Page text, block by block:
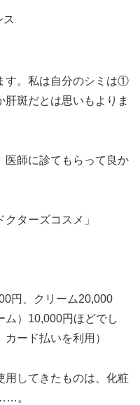
ス
す。私は自分のシミは①
斑だとは思いもよりま
医師に診てもらって良か
ターズコスメ」
円、クリーム20,000
ム）10,000円ほどでし
ード払いを利用）
用してきたものは、化粧
。